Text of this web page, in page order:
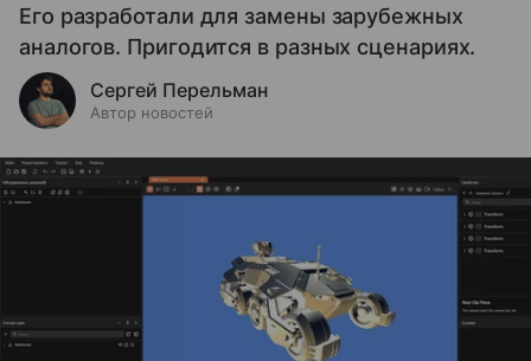
Его разработали для замены зарубежных
аналогов. Пригодится в разных сценариях.
Сергей Перельман
Автор новостей